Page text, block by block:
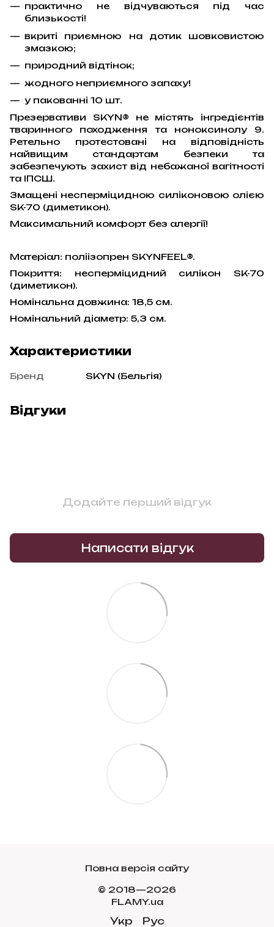
практично не відчуваються під час
близькості!
вкриті приємною на дотик шовковистою
змазкою;
природний відтінок;
жодного неприємного запаху!
у пакованні 10 шт.
Презервативи SKYN® не містять інгредієнтів
тваринного походження та ноноксинолу 9.
Ретельно протестовані на відповідність
найвищим стандартам безпеки та
забезпечують захист від небажаної вагітності
та ІПСШ.
Змащені несперміцидною силіконовою олією
SK-70 (диметикон).
Максимальний комфорт без алергії!
Матеріал: поліізопрен SKYNFEEL®.
Покриття: несперміцидний силікон SK-70
(диметикон).
Номінальна довжина: 18,5 см.
Номінальний діаметр: 5,3 см.
Характеристики
Бренд SKYN (Бельгія)
Відгуки
Додайте перший відгук
Написати відгук
Повна версія сайту
© 2018—2026
FLAMY.ua
Укр Рус